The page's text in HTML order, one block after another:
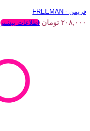
فریمن - FREEMAN
۲۰۸,۰۰۰ تومان اطلاعات بیشتر